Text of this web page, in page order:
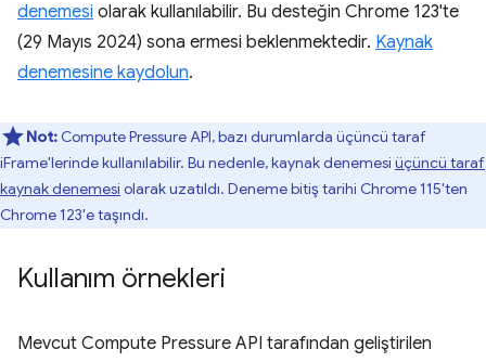
denemesi olarak kullanılabilir. Bu desteğin Chrome 123'te
(29 Mayıs 2024) sona ermesi beklenmektedir. Kaynak
denemesine kaydolun.
Not: Compute Pressure API, bazı durumlarda üçüncü taraf
iFrame'lerinde kullanılabilir. Bu nedenle, kaynak denemesi üçüncü taraf
kaynak denemesi olarak uzatıldı. Deneme bitiş tarihi Chrome 115'ten
Chrome 123'e taşındı.
Kullanım örnekleri
Mevcut Compute Pressure API tarafından geliştirilen